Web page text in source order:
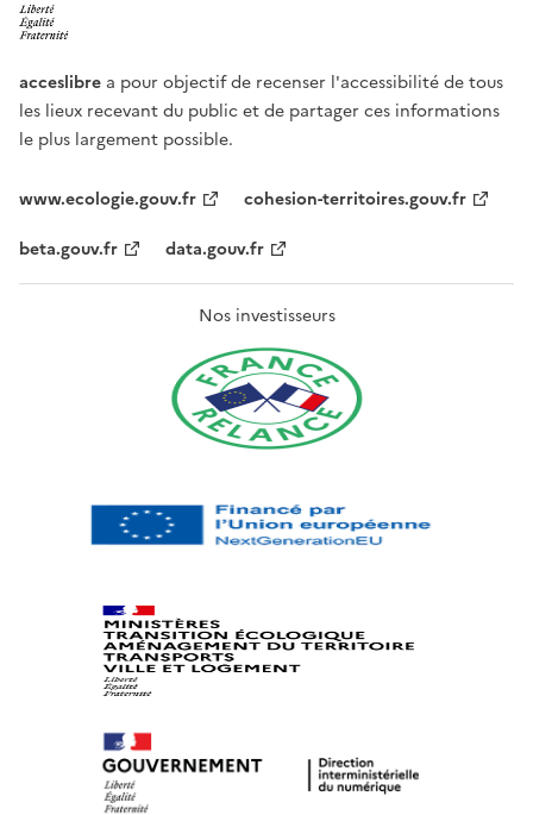
acceslibre a pour objectif de recenser l'accessibilité de tous
les lieux recevant du public et de partager ces informations
le plus largement possible.
www.ecologie.gouv.fr
cohesion-territoires.gouv.fr
beta.gouv.fr
data.gouv.fr
Nos investisseurs